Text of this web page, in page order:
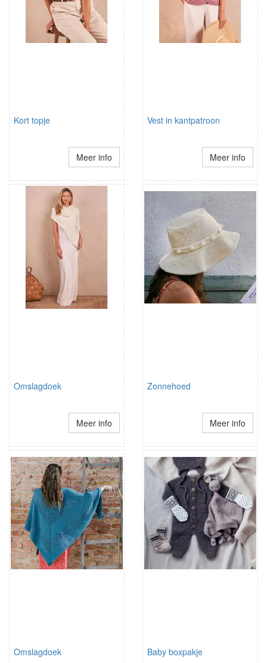
Kort topje
Meer info
Vest in kantpatroon
Meer info
Omslagdoek
Meer info
Zonnehoed
Meer info
Omslagdoek Baby boxpakje